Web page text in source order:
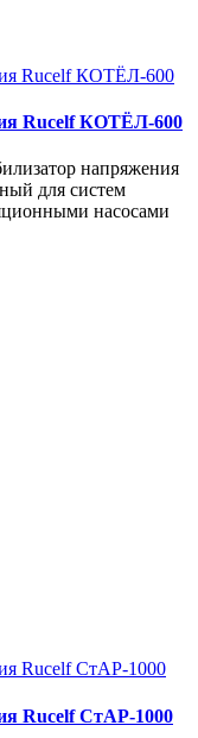
Rucelf КОТЁЛ-600
напряжения
для систем
насосами
Rucelf СтАР-1000